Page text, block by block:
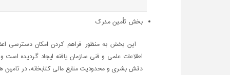
بخش تأمین مدرک
این بخش به منظور فراهم کردن امکان دسترسی
اطلاعات علمی و فنی سازمان یافته ایجاد گردیده
دانش بشری و محدودیت منابع مالی کتابخانه، در